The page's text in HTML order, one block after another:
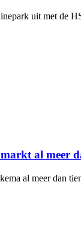
uit met de
al meer
al meer dan